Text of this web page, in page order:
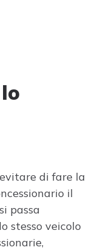
di fare la
il
passa
stesso veicolo